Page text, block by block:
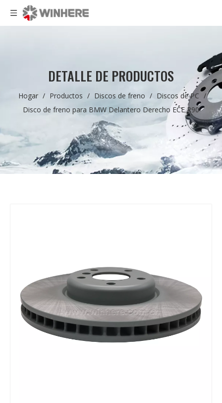
DETALLE DE PRODUCTOS
Hogar / Productos / Discos de freno / Discos de PC /
Disco de freno para BMW Delantero Derecho ECE R90